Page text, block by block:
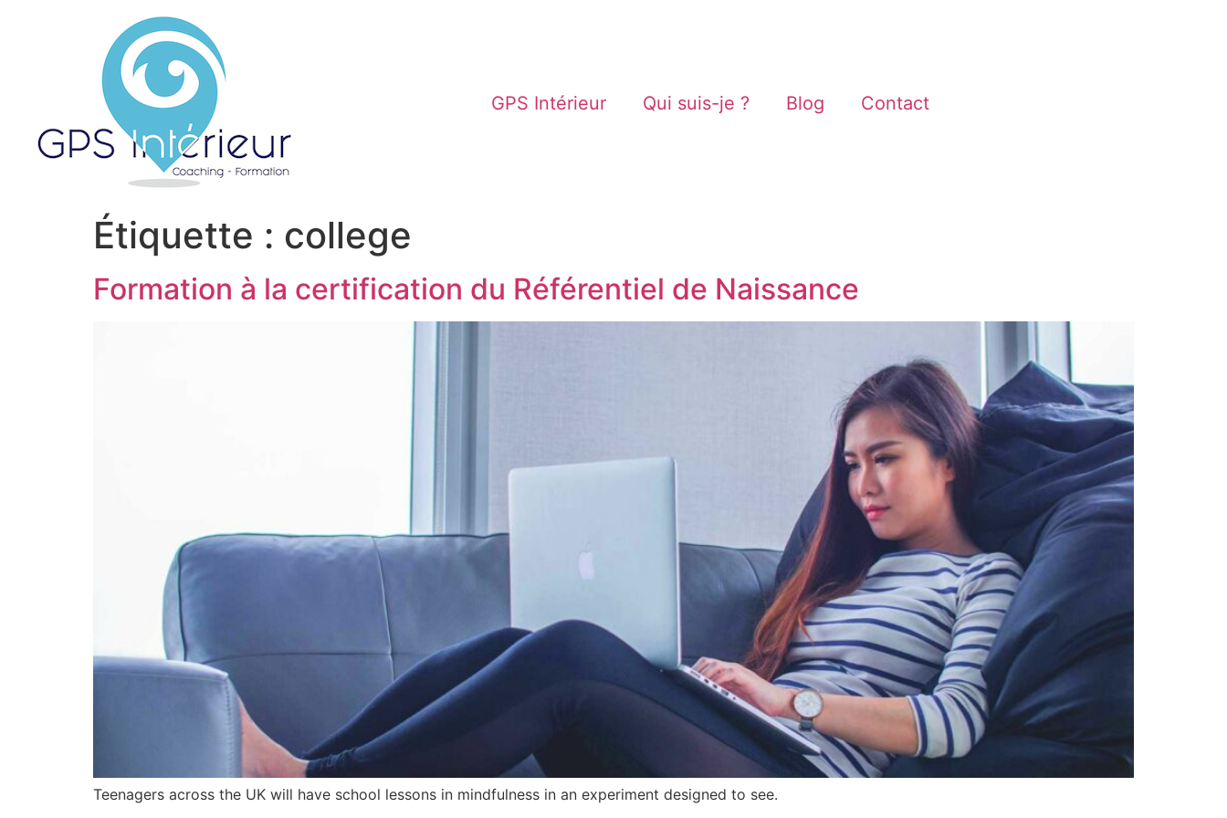
GPS Intérieur Qui suis-je ? Blog Contact
Étiquette : college
Formation à la certification du Référentiel de Naissance
Teenagers across the UK will have school lessons in mindfulness in an experiment designed to see.